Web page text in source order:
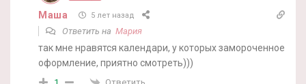
Маша 5 лет назад
Ответить на Мария
так мне нравятся календари, у которых замороченное
оформление, приятно смотреть)))
Ответить